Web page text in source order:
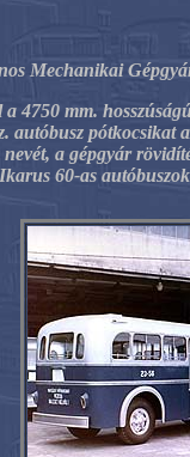
Mechanikai
a4750 mm.
autóbusz pótkocsikat
a gépgyár
60-as